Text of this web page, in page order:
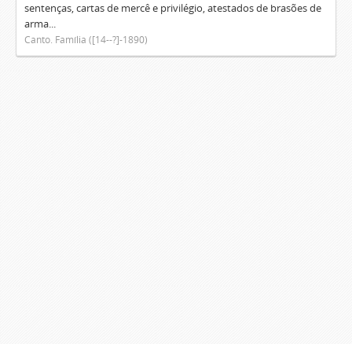
sentenças, cartas de mercê e privilégio, atestados de brasões de
arma...
Canto. Família ([14--?]-1890)